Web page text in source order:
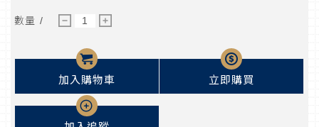
數量 / － ＋
加入購物車 立即購買